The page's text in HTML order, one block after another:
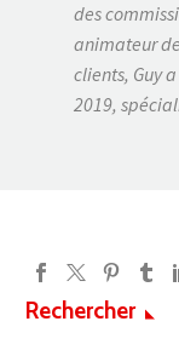
des
animateur
clients, Guy
2019,
Rechercher